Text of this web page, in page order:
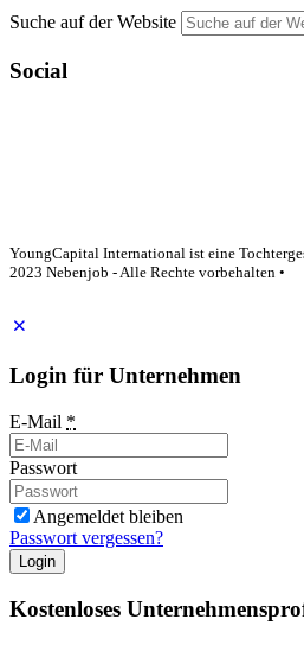
Suche auf der Website
Social
YoungCapital International ist eine
2023 Nebenjob - Alle Rechte vorbehalten •
Login für Unternehmen
E-Mail *
Passwort
Angemeldet bleiben
Passwort vergessen?
Login
Kostenloses